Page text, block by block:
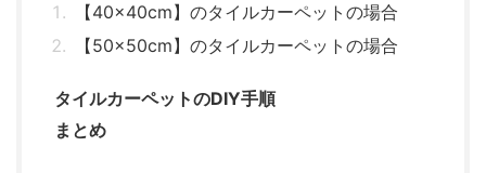
【40×40cm】のタイルカーペットの場合
【50×50cm】のタイルカーペットの場合
タイルカーペットのDIY手順
まとめ